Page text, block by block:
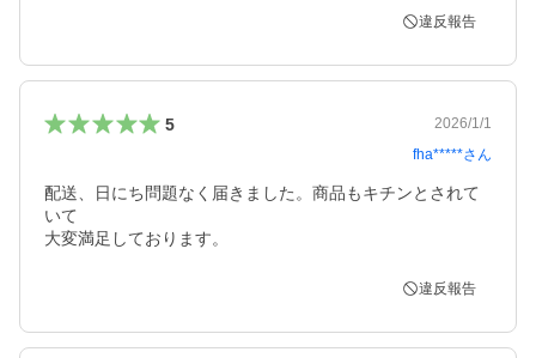
違反報告
5
2026/1/1
fha*****さん
配送、日にち問題なく届きました。商品もキチンとされて
いて
大変満足しております。
違反報告